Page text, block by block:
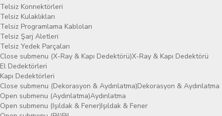
Telsiz Konnektörleri
Telsiz Kulaklıkları
Telsiz Programlama Kabloları
Telsiz Şarj Aletleri
Telsiz Yedek Parçaları
Close submenu (X-Ray & Kapı Dedektörü)X-Ray & Kapı Dedektörü
El Dedektörleri
Kapı Dedektörleri
Close submenu (Dekorasyon & Aydınlatma)Dekorasyon & Aydınlatma
Open submenu (Aydınlatma)Aydınlatma
Open submenu (Işıldak & Fener)Işıldak & Fener